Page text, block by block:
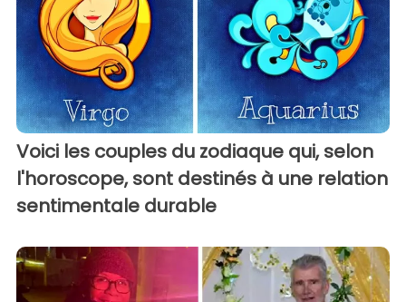
Voici les couples du zodiaque qui, selon
l'horoscope, sont destinés à une relation
sentimentale durable